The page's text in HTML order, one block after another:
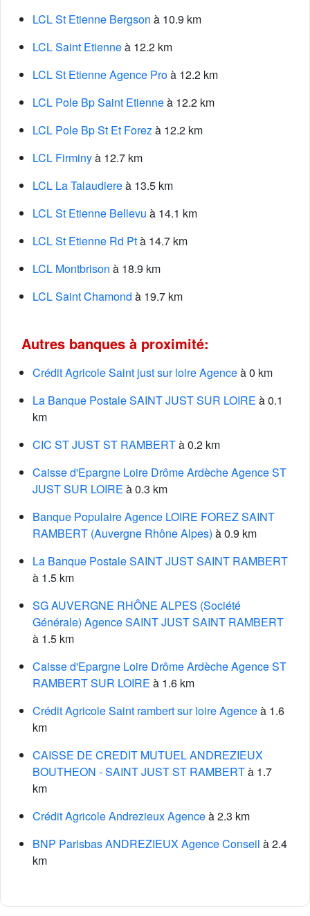
LCL St Etienne Bergson à 10.9 km
LCL Saint Etienneà 12.2 km
LCL St Etienne Agence Proà 12.2 km
LCL Pole Bp Saint Etienneà 12.2 km
LCL Pole Bp St Et Forezà 12.2 km
LCL Firminyà 12.7 km
LCL La Talaudiereà 13.5 km
LCL St Etienne Bellevu à 14.1 km
LCL St Etienne Rd Ptà 14.7 km
LCL Montbrison à 18.9 km
LCL Saint Chamond à 19.7 km
Autres banques à proximité:
Crédit Agricole Saint just sur loire Agenceà 0 km
La Banque Postale SAINT JUST SUR LOIRE à 0.1
km
CIC ST JUST ST RAMBERTà 0.2 km
Caisse d'Epargne Loire Drôme Ardèche Agence ST
JUST SUR LOIRE à 0.3 km
Banque Populaire Agence LOIRE FOREZ SAINT
RAMBERT (Auvergne Rhône Alpes) à 0.9 km
La Banque Postale SAINT JUST SAINT RAMBERT
à 1.5 km
SG AUVERGNE RHÔNE ALPES (Société
Générale) Agence SAINT JUST SAINT RAMBERT
à 1.5 km
Caisse d'Epargne Loire Drôme Ardèche Agence ST
RAMBERT SUR LOIRE à 1.6 km
Crédit Agricole Saint rambert sur loire Agenceà 1.6
km
CAISSE DE CREDIT MUTUEL ANDREZIEUX
BOUTHEON - SAINT JUST ST RAMBERTà 1.7
km
Crédit Agricole Andrezieux Agenceà 2.3 km
BNP Parisbas ANDREZIEUX Agence Conseil à 2.4
km